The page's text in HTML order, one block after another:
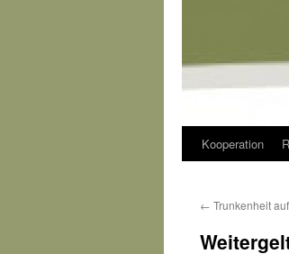
Zum
springen
Kooperation
← Trunkenheit